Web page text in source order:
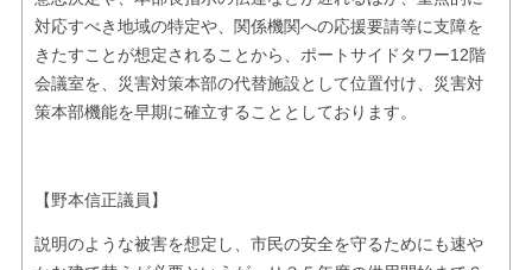
対応すべき地域の特定や、関係機関への応援要請等に支障を
きたすことが想定されることから、ポートサイドタワー12階
会議室を、災害対策本部の代替施設として位置付け、災害対
策本部機能を早期に確立することとしております。
【野本信正議員】
説明のような被害を想定し、市民の安全を守るためにも速や